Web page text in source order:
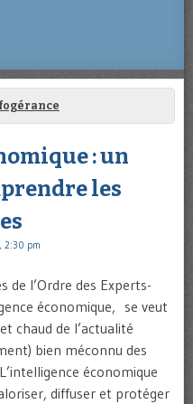
: un
les
2:30 pm
de l’Ordre des Experts-
économique, se veut
chaud de l’actualité
bien méconnu des
économique
diffuser et protéger